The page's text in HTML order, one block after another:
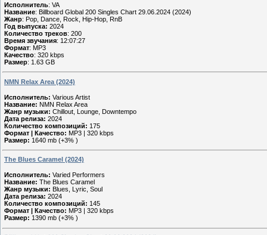
Исполнитель: VA
Название: Billboard Global 200 Singles Chart 29.06.2024 (2024)
Жанр: Pop, Dance, Rock, Hip-Hop, RnB
Год выпуска: 2024
Количество треков: 200
Время звучания: 12:07:27
Формат: MP3
Качество: 320 kbps
Размер: 1.63 GB
NMN Relax Area (2024)
Исполнитель: Various Artist
Название: NMN Relax Area
Жанр музыки: Chillout, Lounge, Downtempo
Дата релиза: 2024
Количество композиций: 175
Формат | Качество: MP3 | 320 kbps
Размер: 1640 mb (+3% )
The Blues Caramel (2024)
Исполнитель: Varied Performers
Название: The Blues Caramel
Жанр музыки: Blues, Lyric, Soul
Дата релиза: 2024
Количество композиций: 145
Формат | Качество: MP3 | 320 kbps
Размер: 1390 mb (+3% )